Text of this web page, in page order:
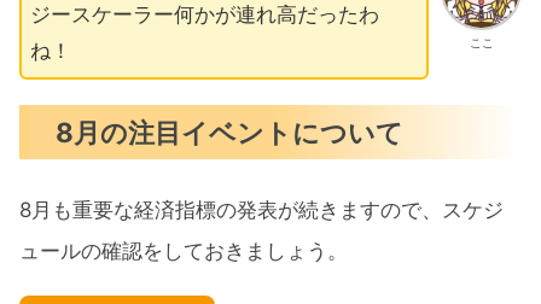
ここ
ジースケーラー何かが連れ高だったわ
ね！
8月の注目イベントについて
8月も重要な経済指標の発表が続きますので、スケジ
ュールの確認をしておきましょう。